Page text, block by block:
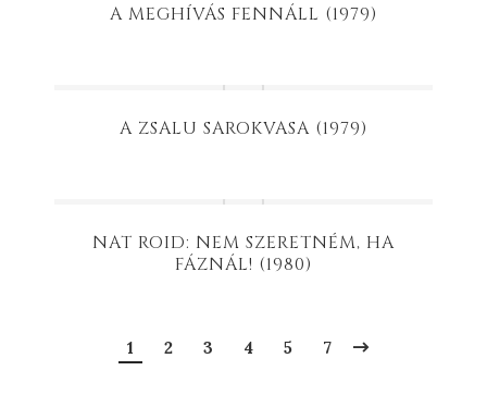
A MEGHÍVÁS FENNÁLL (1979)
A ZSALU SAROKVASA (1979)
NAT ROID: NEM SZERETNÉM, HA
FÁZNÁL! (1980)
1 2 3 4 5 7